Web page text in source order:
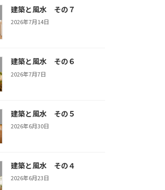
建築と風水 その７
2026年7月14日
建築と風水 その６
2026年7月7日
建築と風水 その５
2026年6月30日
建築と風水 その４
2026年6月23日